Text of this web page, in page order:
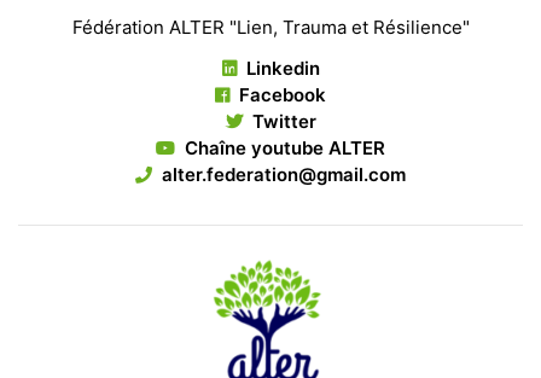
Fédération ALTER "Lien, Trauma et Résilience"
Linkedin
Facebook
Twitter
Chaîne youtube ALTER
alter.federation@gmail.com